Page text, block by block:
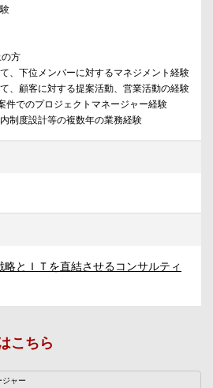
方
、下位メンバーに対するマネジメント経験
、顧客に対する提案活動、営業活動の経験
件でのプロジェクトマネージャー経験
制度設計等の複数年の業務経験
とＩＴを直結させるコンサルティ
こちら
ジャー